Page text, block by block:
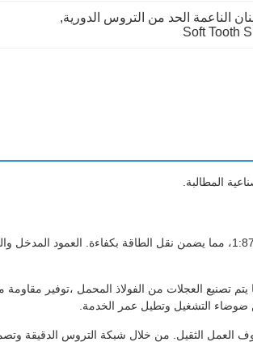
الناعمة الحد من التروس الدورية,
Soft Tooth
المطالبة.
يقدم الجهاز الحدّي للدرجات الدوائية محركًا أحادي المرحلة مع نسبة تخفيض تصل إلى 1:87، مما يضمن
يتم تصنيع العجلات من الفولاذ المحمل ،توفير
ضوضاء التشغيل وتطيل عمر الخدمة.
العمل الثقيل. من خلال شبكة التروس الدقيقة